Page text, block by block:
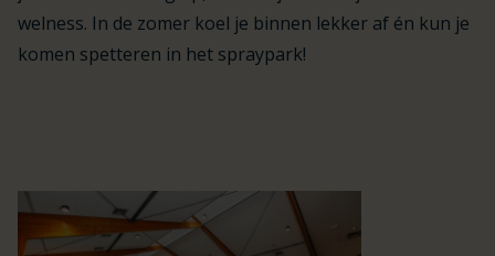
welness. In de zomer koel je binnen lekker af én kun je
komen spetteren in het spraypark!